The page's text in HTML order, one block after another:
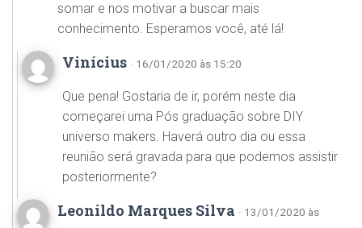
somar e nos motivar a buscar mais
conhecimento. Esperamos você, até lá!
Vinícius · 16/01/2020 às 15:20
Que pena! Gostaria de ir, porém neste dia
começarei uma Pós graduação sobre DIY
universo makers. Haverá outro dia ou essa
reunião será gravada para que podemos assistir
posteriormente?
Leonildo Marques Silva · 13/01/2020 às